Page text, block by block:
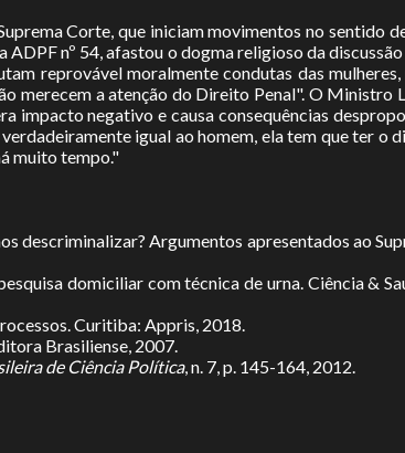
Corte, que iniciam movimentos no sentido
nº 54, afastou o dogma religioso da
reprovável moralmente condutas das
merecem a atenção do Direito Penal". O Ministro
impacto negativo e causa consequências
igual ao homem, ela tem que ter o
muito tempo."
descriminalizar? Argumentos apresentados ao
domiciliar com técnica de urna. Ciência &
Curitiba: Appris, 2018.
Brasiliense, 2007.
de Ciência Política, n. 7, p. 145-164, 2012.